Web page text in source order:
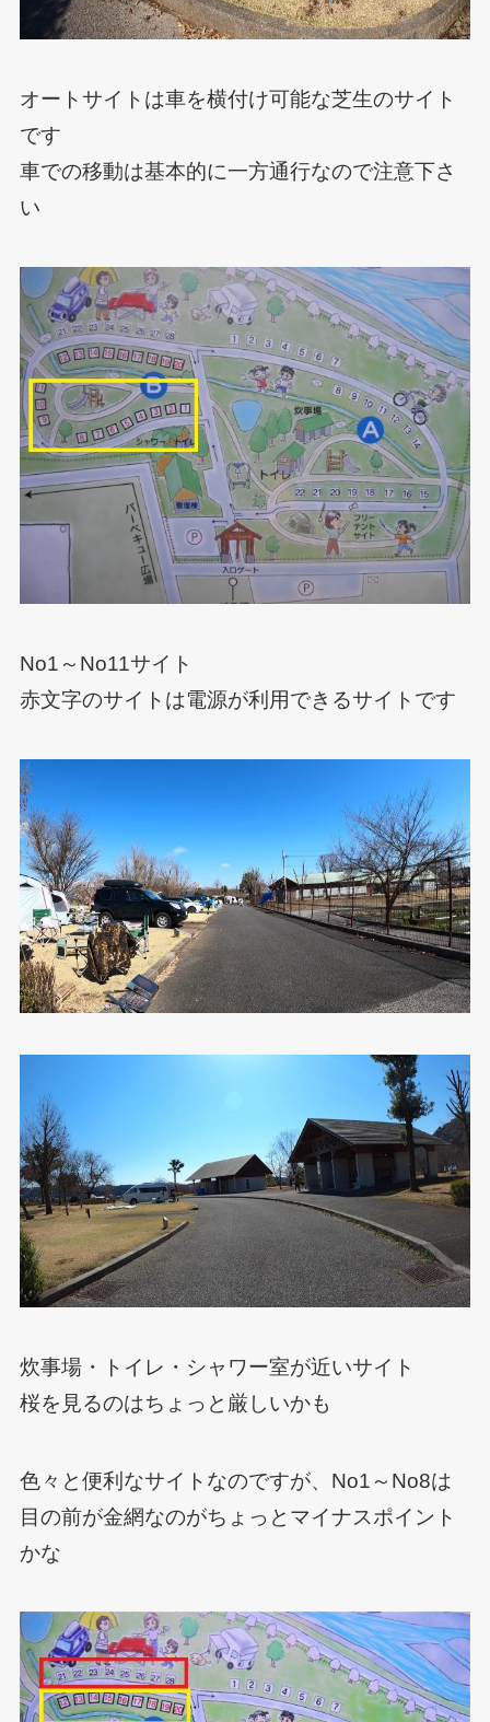
オートサイトは車を横付け可能な芝生のサイト
です
車での移動は基本的に一方通行なので注意下さ
い
No1～No11サイト
赤文字のサイトは電源が利用できるサイトです
炊事場・トイレ・シャワー室が近いサイト
桜を見るのはちょっと厳しいかも
色々と便利なサイトなのですが、No1～No8は
目の前が金網なのがちょっとマイナスポイント
かな